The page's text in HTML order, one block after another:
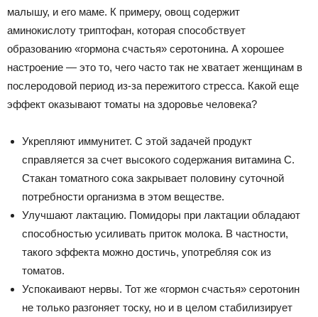
малышу, и его маме. К примеру, овощ содержит
аминокислоту триптофан, которая способствует
образованию «гормона счастья» серотонина. А хорошее
настроение — это то, чего часто так не хватает женщинам в
послеродовой период из-за пережитого стресса. Какой еще
эффект оказывают томаты на здоровье человека?
Укрепляют иммунитет. С этой задачей продукт
справляется за счет высокого содержания витамина С.
Стакан томатного сока закрывает половину суточной
потребности организма в этом веществе.
Улучшают лактацию. Помидоры при лактации обладают
способностью усиливать приток молока. В частности,
такого эффекта можно достичь, употребляя сок из
томатов.
Успокаивают нервы. Тот же «гормон счастья» серотонин
не только разгоняет тоску, но и в целом стабилизирует